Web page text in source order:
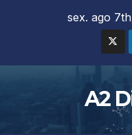
sex. ago
A2